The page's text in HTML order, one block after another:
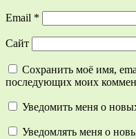
Email *
Сайт
Сохранить моё имя,
последующих моих
Уведомить меня о
Уведомлять меня о